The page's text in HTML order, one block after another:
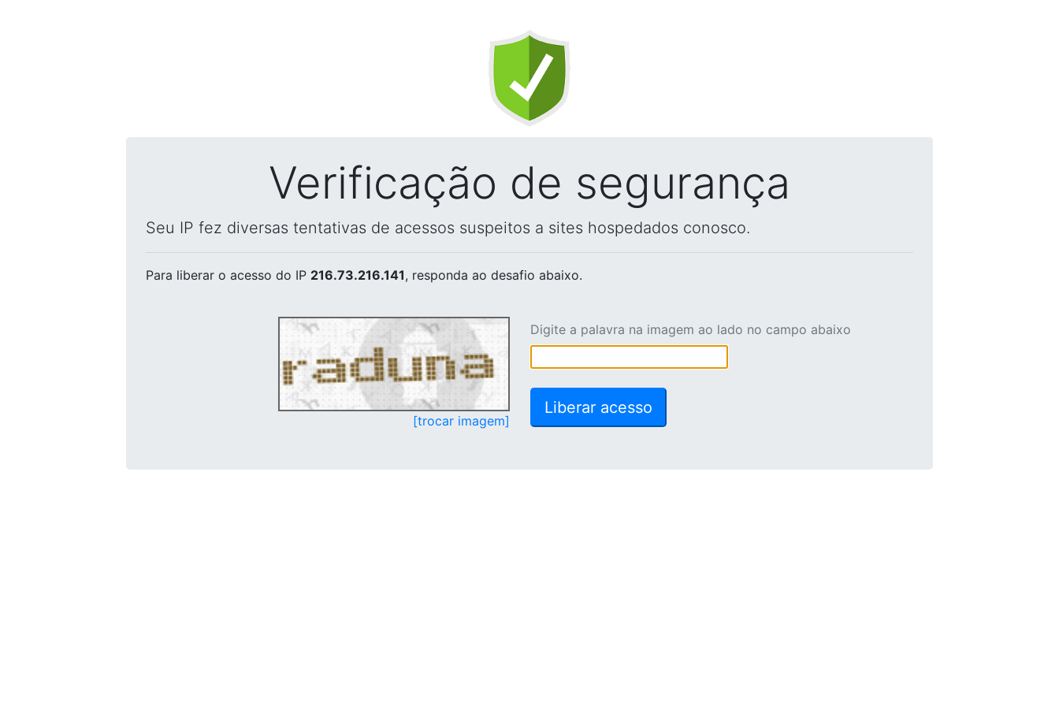
Verificação de segurança
Seu IP fez diversas tentativas de acessos suspeitos a sites hospedados conosco.
Para liberar o acesso do IP 216.73.216.141, responda ao desafio abaixo.
[trocar imagem]
Digite a palavra na imagem ao lado no campo abaixo